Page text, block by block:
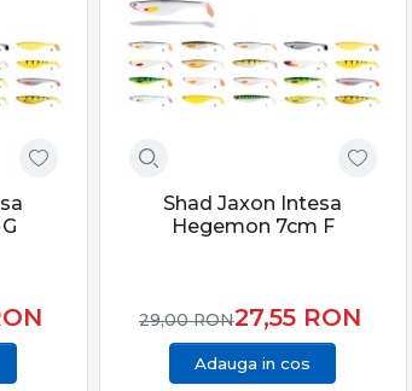
Shad Jaxon Intesa
Hegemon 7cm F
27,55 RON
29,00RON
Adauga in cos